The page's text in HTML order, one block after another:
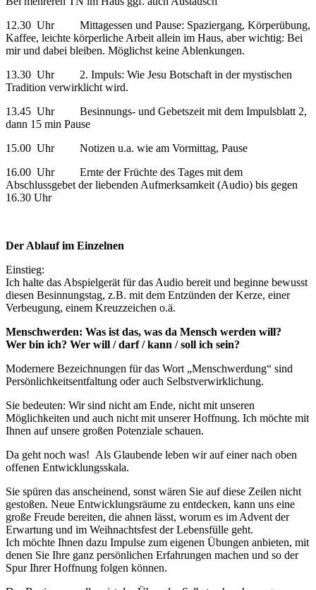
12.30 Uhr Mittagessen und Pause: Spaziergang, Körperübung,
Kaffee, leichte körperliche Arbeit allein im Haus, aber wichtig: Bei
mir und dabei bleiben. Möglichst keine Ablenkungen.
13.30 Uhr 2. Impuls: Wie Jesu Botschaft in der mystischen
Tradition verwirklicht wird.
13.45 Uhr Besinnungs- und Gebetszeit mit dem Impulsblatt 2,
dann 15 min Pause
15.00 Uhr Notizen u.a. wie am Vormittag, Pause
16.00 Uhr Ernte der Früchte des Tages mit dem
Abschlussgebet der liebenden Aufmerksamkeit (Audio) bis gegen
16.30 Uhr
Der Ablauf im Einzelnen
Einstieg:
Ich halte das Abspielgerät für das Audio bereit und beginne bewusst
diesen Besinnungstag, z.B. mit dem Entzünden der Kerze, einer
Verbeugung, einem Kreuzzeichen o.ä.
Menschwerden: Was ist das, was da Mensch werden will?
Wer bin ich? Wer will / darf / kann / soll ich sein?
Modernere Bezeichnungen für das Wort „Menschwerdung“ sind
Persönlichkeitsentfaltung oder auch Selbstverwirklichung.
Sie bedeuten: Wir sind nicht am Ende, nicht mit unseren
Möglichkeiten und auch nicht mit unserer Hoffnung. Ich möchte mit
Ihnen auf unsere großen Potenziale schauen.
Da geht noch was! Als Glaubende leben wir auf einer nach oben
offenen Entwicklungsskala.
Sie spüren das anscheinend, sonst wären Sie auf diese Zeilen nicht
gestoßen. Neue Entwicklungsräume zu entdecken, kann uns eine
große Freude bereiten, die ahnen lässt, worum es im Advent der
Erwartung und im Weihnachtsfest der Lebensfülle geht.
Ich möchte Ihnen dazu Impulse zum eigenen Übungen anbieten, mit
denen Sie Ihre ganz persönlichen Erfahrungen machen und so der
Spur Ihrer Hoffnung folgen können.